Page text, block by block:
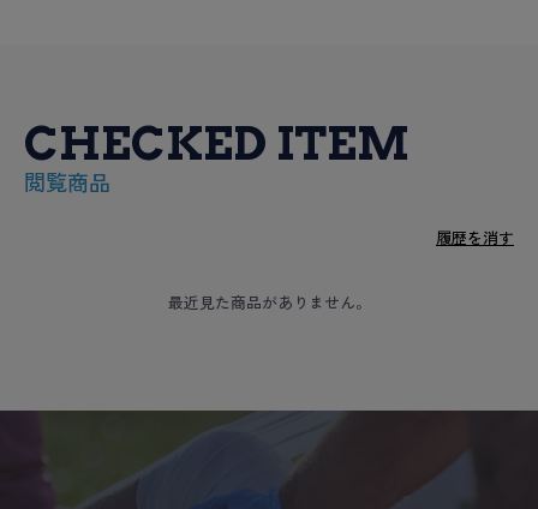
CHECKED ITEM
閲覧商品
履歴を消す
最近見た商品がありません。